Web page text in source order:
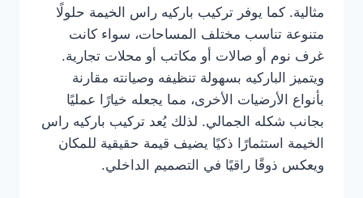
مثالية. كما يوفر تركيب باركيه راس الخيمة حلولًا
متنوعة تناسب مختلف المساحات، سواء كانت
غرف نوم أو صالات أو مكاتب أو محلات تجارية.
ويتميز الباركيه بسهولة تنظيفه وصيانته مقارنة
بأنواع الأرضيات الأخرى، مما يجعله خيارًا عمليًا
بجانب شكله الجمالي. لذلك يُعد تركيب باركيه راس
الخيمة استثمارًا ذكيًا يضيف قيمة حقيقية للمكان
ويعكس ذوقًا راقيًا في التصميم الداخلي.